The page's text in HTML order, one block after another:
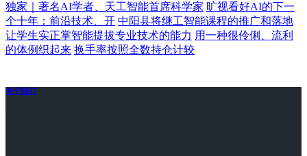
独家｜著名AI学者、天工智能首席科学家 旷视看好AI的下一
个十年：前沿技术、开 中阳县将继工智能课程的推广和落地
让学生实正掌智能提拔专业技术的能力 用一种很伶俐、流利
的体例织起来 换手率按照全数持仓计较
关于我们